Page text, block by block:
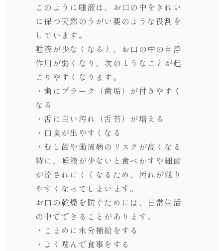
このように唾液は、お口の中をきれい
に保つ天然のうがい薬のような役割を
しています。
唾液が少なくなると、お口の中の自浄
作用が弱くなり、次のようなことが起
こりやすくなります。
・歯にプラーク（歯垢）が付きやすく
なる
・舌に白い汚れ（舌苔）が増える
・口臭が出やすくなる
・むし歯や歯周病のリスクが高くなる
特に、唾液が少ないと食べかすや細菌
が流されにくくなるため、汚れが残り
やすくなってしまいます。
お口の乾燥を防ぐためには、日常生活
の中でできることがあります。
・こまめに水分補給をする
・よく噛んで食事をする